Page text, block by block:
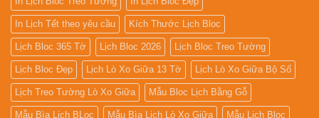
In Lịch Tết theo yêu cầu Kích Thước Lịch Bloc
Lịch Bloc 365 Tờ Lịch Bloc 2026 Lịch Bloc Treo Tường
Lịch Bloc Đẹp Lịch Lò Xo Giữa 13 Tờ Lịch Lò Xo Giữa Bộ Số
Lịch Treo Tường Lò Xo Giữa Mẫu Bloc Lịch Bằng Gỗ
Mẫu Bìa Lịch BLoc Mẫu Bìa Lịch Lò Xo Giữa Mẫu Lịch Bloc